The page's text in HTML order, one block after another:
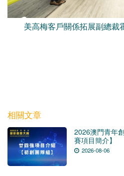
美高梅客戶關係拓展副總裁
相關文章
2026澳門青年
賽項目簡介】
2026-08-06